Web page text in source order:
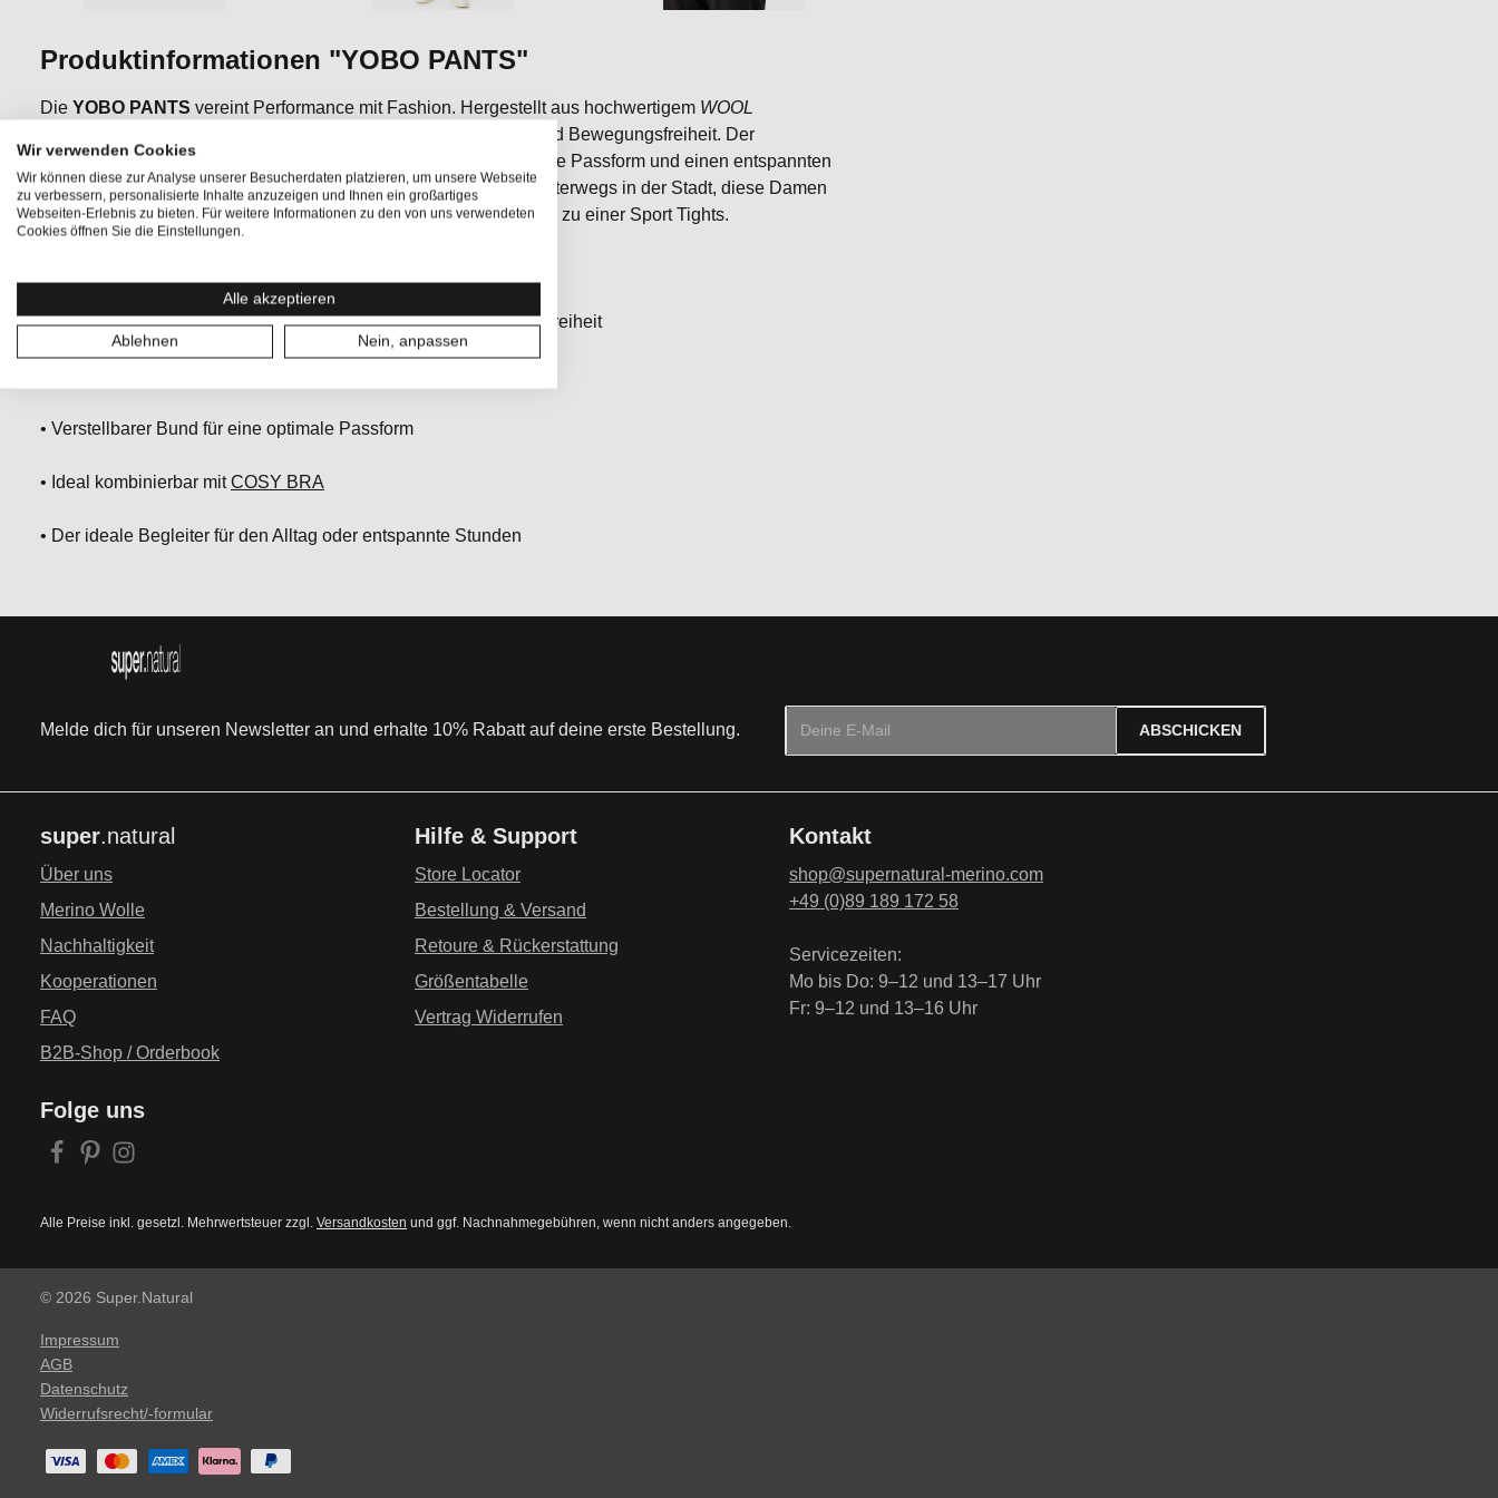
Produktinformationen "YOBO PANTS"
Die YOBO PANTS vereint Performance mit Fashion. Hergestellt aus hochwertigem WOOL
Material bietet sie optimalen Tragekomfort und Bewegungsfreiheit. Der
verstellbare Bund und der lässige Schnitt sorgen für eine bequeme Passform und einen entspannten
Look. Egal ob beim Training, beim Entspannen zu Hause oder unterwegs in der Stadt, diese Damen
Merino Hose ist immer die richtige Wahl. Die bequeme Alternative zu einer Sport Tights.
•WOOL SUPER STRETCHfür Wärme, Stretch und Bewegungsfreiheit
• Verstellbarer Bund für eine optimale Passform
• Ideal kombinierbar mitCOSY BRA
• Der ideale Begleiter für den Alltag oder entspannte Stunden
Melde dich für unseren Newsletter an und erhalte 10% Rabatt auf deine erste Bestellung. ABSCHICKEN
genommen und die
einverstanden.*
Die mit einem Stern (*) markierten Felder sind Pflichtfelder.
Folge uns
Alle Preise inkl. gesetzl. Mehrwertsteuer zzgl. Versandkosten und ggf. Nachnahmegebühren, wenn nicht anders angegeben.
super.natural
Über uns
Merino Wolle
Nachhaltigkeit
Kooperationen
FAQ
B2B-Shop / Orderbook
Hilfe & Support
Store Locator
Bestellung & Versand
Retoure & Rückerstattung
Größentabelle
Vertrag Widerrufen
Kontakt
shop@supernatural-merino.com
+49 (0)89 189 172 58
Servicezeiten:
Mo bis Do: 9–12 und 13–17 Uhr
Fr: 9–12 und 13–16 Uhr
© 2026 Super.Natural
Impressum
AGB
Datenschutz
Widerrufsrecht/-formular
Wir verwenden Cookies
Wir können diese zur Analyse unserer Besucherdaten platzieren, um unsere Webseite
zu verbessern, personalisierte Inhalte anzuzeigen und Ihnen ein großartiges
Webseiten-Erlebnis zu bieten. Für weitere Informationen zu den von uns verwendeten
Cookies öffnen Sie die Einstellungen.
Alle akzeptieren
Ablehnen Nein, anpassen